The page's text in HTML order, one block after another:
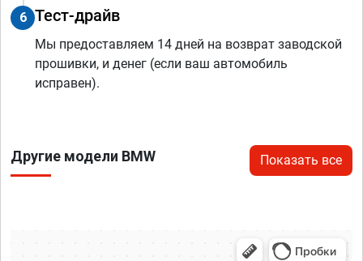
6 Тест-драйв
Мы предоставляем 14 дней на возврат заводской
прошивки, и денег (если ваш автомобиль
исправен).
Другие модели BMW Показать все